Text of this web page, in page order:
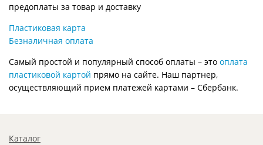
предоплаты за товар и доставку
Пластиковая карта
Безналичная оплата
Самый простой и популярный способ оплаты – это оплата
пластиковой картой прямо на сайте. Наш партнер,
осуществляющий прием платежей картами – Сбербанк.
Каталог